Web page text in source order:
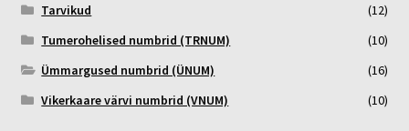
Tarvikud
(12)
Tumerohelised numbrid (TRNUM)
(10)
Ümmargused numbrid (ÜNUM)
(16)
Vikerkaare värvi numbrid (VNUM)
(10)